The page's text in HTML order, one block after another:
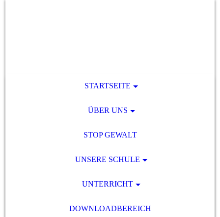
STARTSEITE
ÜBER UNS
STOP GEWALT
UNSERE SCHULE
UNTERRICHT
DOWNLOADBEREICH